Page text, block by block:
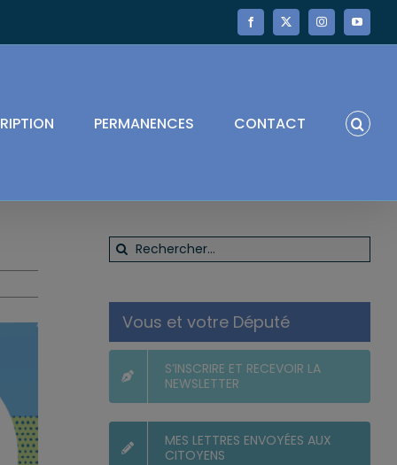
Facebook
X InstagramYouTube
PERMANENCES CONTACT
Rechercher:
Vous et votre Député
S’INSCRIRE ET RECEVOIR LA
NEWSLETTER
MES LETTRES ENVOYÉES AUX
CITOYENS